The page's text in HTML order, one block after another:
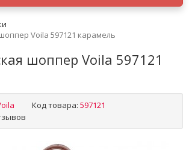
Voila 597121 карамель
шоппер Voila 597121
Код товара: 597121